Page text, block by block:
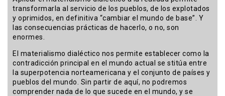
transformarla al servicio de los pueblos, de los explotados
y oprimidos, en definitiva “cambiar el mundo de base”. Y
las consecuencias prácticas de hacerlo, o no, son
enormes.
El materialismo dialéctico nos permite establecer como la
contradicción principal en el mundo actual se stitúa entre
la superpotencia norteamericana y el conjunto de países y
pueblos del mundo. Sin partir de aquí, no podremos
comprender nada de lo que sucede en el mundo, y se